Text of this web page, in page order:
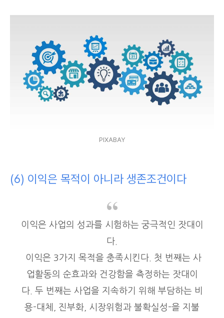
PIXABAY
(6) 이익은 목적이 아니라 생존조건이다
이익은 사업의 성과를 시험하는 궁극적인 잣대이
다.
이익은 3가지 목적을 충족시킨다. 첫 번째는 사
업활동의 순효과와 건강함을 측정하는 잣대이
다. 두 번째는 사업을 지속하기 위해 부담하는 비
용-대체, 진부화, 시장위험과 불확실성-을 지불